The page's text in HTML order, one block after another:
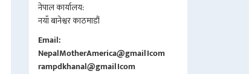
नेपाल कार्यालय:
नयाँ बानेश्वर काठमाडौं
Email:
NepalMotherAmerica@gmail।com
rampdkhanal@gmail।com